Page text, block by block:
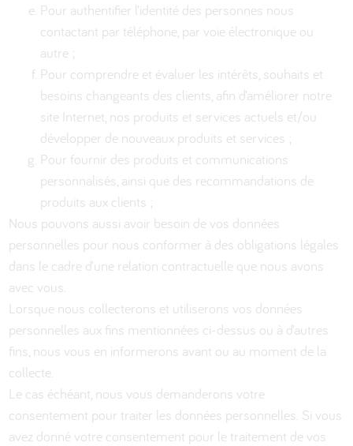
Pour authentifier l’identité des personnes nous
contactant par téléphone, par voie électronique ou
autre ;
Pour comprendre et évaluer les intérêts, souhaits et
besoins changeants des clients, afin d’améliorer notre
site Internet, nos produits et services actuels et/ou
développer de nouveaux produits et services ;
Pour fournir des produits et communications
personnalisés, ainsi que des recommandations de
produits aux clients ;
Nous pouvons aussi avoir besoin de vos données
personnelles pour nous conformer à des obligations légales
dans le cadre d’une relation contractuelle que nous avons
avec vous.
Lorsque nous collecterons et utiliserons vos données
personnelles aux fins mentionnées ci-dessus ou à d’autres
fins, nous vous en informerons avant ou au moment de la
collecte.
Le cas échéant, nous vous demanderons votre
consentement pour traiter les données personnelles. Si vous
avez donné votre consentement pour le traitement de vos